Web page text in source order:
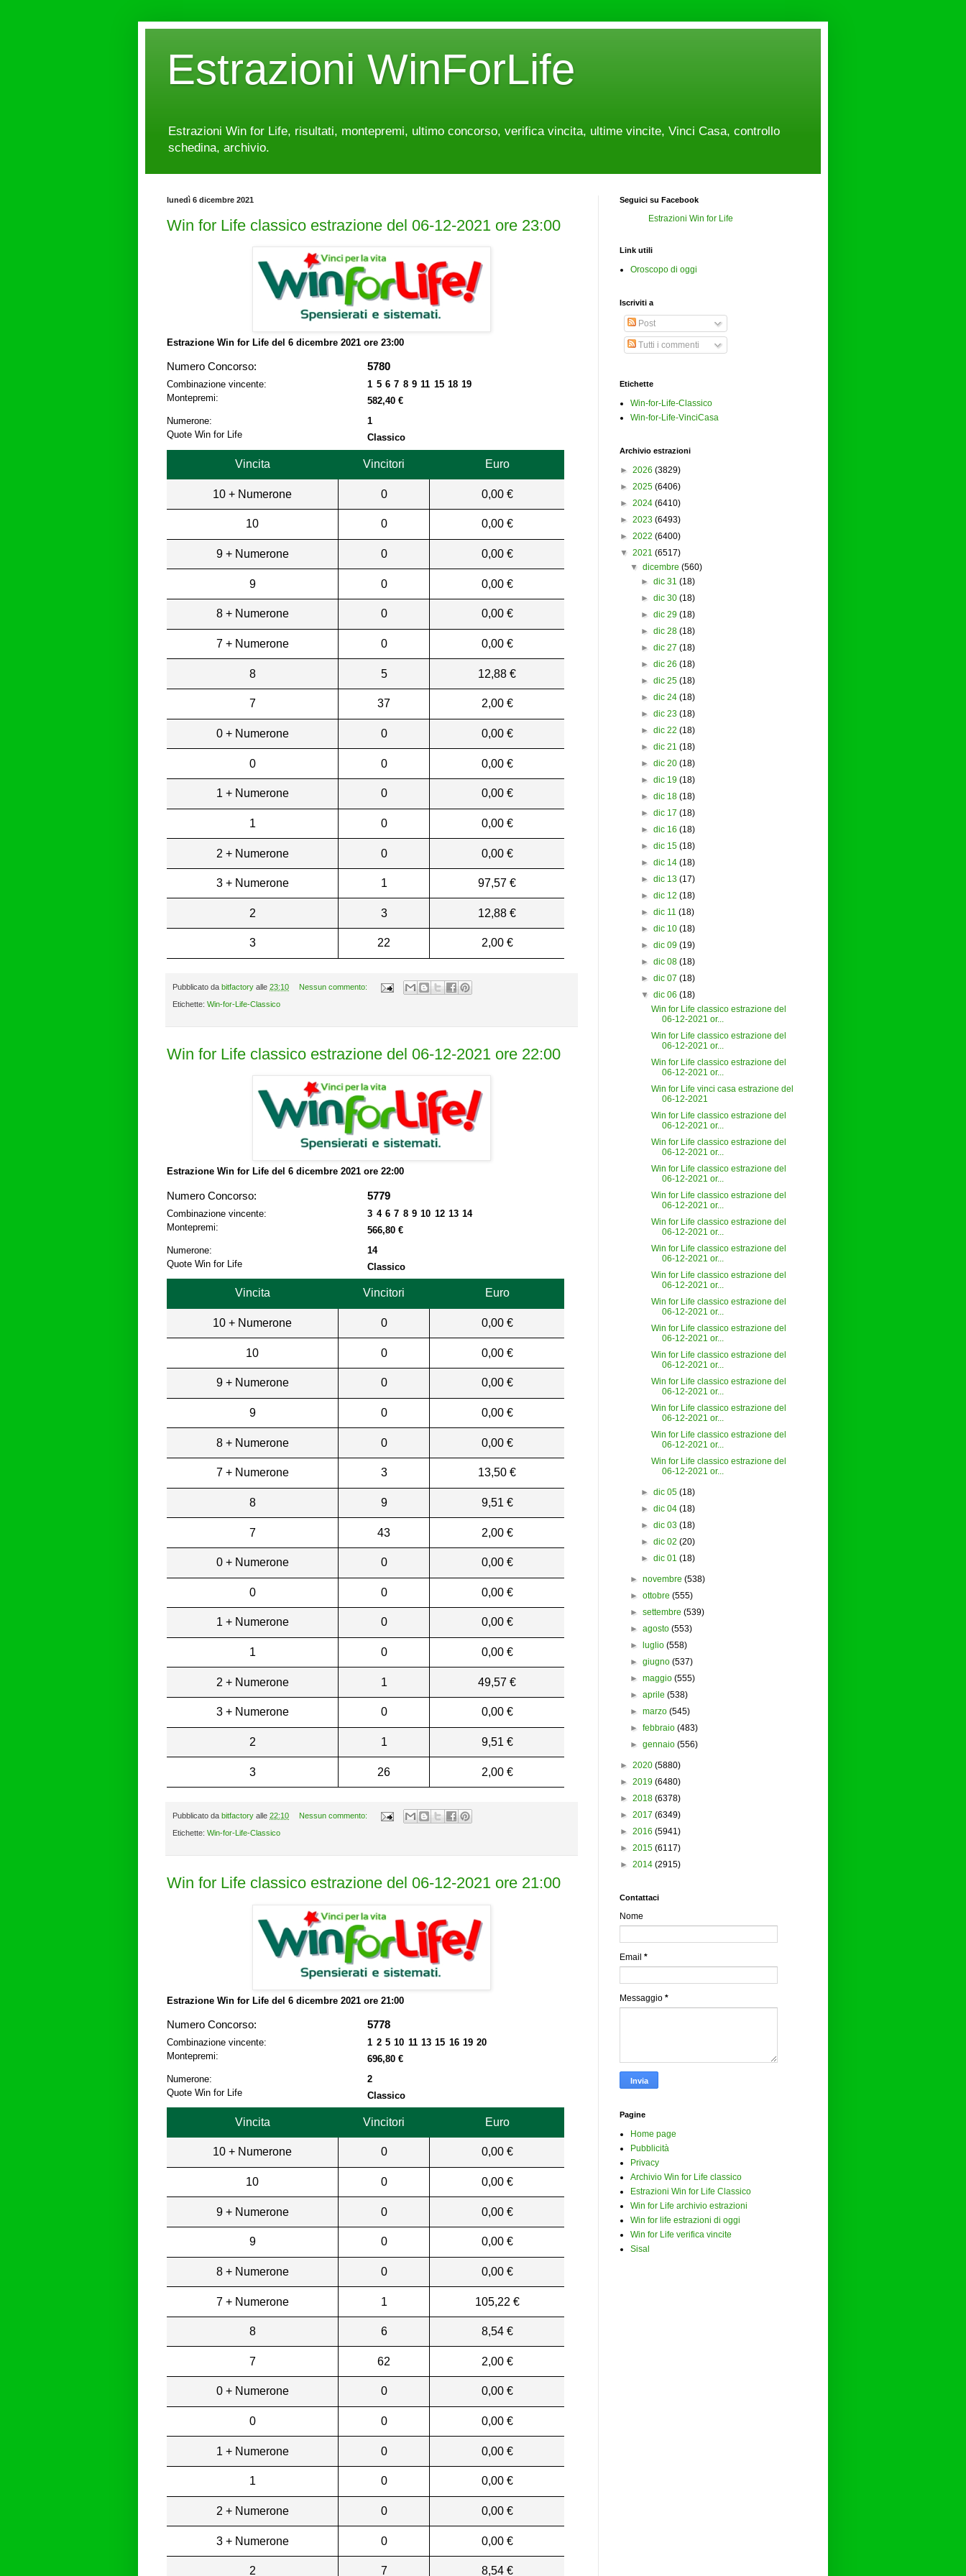
Estrazioni WinForLife
Estrazioni Win for Life, risultati, montepremi, ultimo concorso, verifica vincita, ultime vincite, Vinci Casa, controllo
schedina, archivio.
lunedì 6 dicembre 2021
Win for Life classico estrazione del 06-12-2021 ore 23:00
Estrazione Win for Life del 6 dicembre 2021 ore 23:00
Numero Concorso: 5780
Combinazione vincente:
1 5 6 7 8 9 11 15 18 19
Montepremi:
582,40 €
Numerone:
1
Quote Win for Life
Classico
Vincita Vincitori Euro
10 + Numerone 0 0,00 €
10 0 0,00 €
9 + Numerone 0 0,00 €
9 0 0,00 €
8 + Numerone 0 0,00 €
7 + Numerone 0 0,00 €
8 5 12,88 €
7 37 2,00 €
0 + Numerone 0 0,00 €
0 0 0,00 €
1 + Numerone 0 0,00 €
1 0 0,00 €
2 + Numerone 0 0,00 €
3 + Numerone 1 97,57 €
2 3 12,88 €
3 22 2,00 €
Pubblicato da bitfactory alle 23:10 Nessun commento:
Etichette: Win-for-Life-Classico
Win for Life classico estrazione del 06-12-2021 ore 22:00
Estrazione Win for Life del 6 dicembre 2021 ore 22:00
Numero Concorso: 5779
Combinazione vincente:
3 4 6 7 8 9 10 12 13 14
Montepremi:
566,80 €
Numerone:
14
Quote Win for Life
Classico
Vincita Vincitori Euro
10 + Numerone 0 0,00 €
10 0 0,00 €
9 + Numerone 0 0,00 €
9 0 0,00 €
8 + Numerone 0 0,00 €
7 + Numerone 3 13,50 €
8 9 9,51 €
7 43 2,00 €
0 + Numerone 0 0,00 €
0 0 0,00 €
1 + Numerone 0 0,00 €
1 0 0,00 €
2 + Numerone 1 49,57 €
3 + Numerone 0 0,00 €
2 1 9,51 €
3 26 2,00 €
Pubblicato da bitfactory alle 22:10 Nessun commento:
Etichette: Win-for-Life-Classico
Win for Life classico estrazione del 06-12-2021 ore 21:00
Estrazione Win for Life del 6 dicembre 2021 ore 21:00
Numero Concorso: 5778
Combinazione vincente:
1 2 5 10 11 13 15 16 19 20
Montepremi:
696,80 €
Numerone:
2
Quote Win for Life
Classico
Vincita Vincitori Euro
10 + Numerone 0 0,00 €
10 0 0,00 €
9 + Numerone 0 0,00 €
9 0 0,00 €
8 + Numerone 0 0,00 €
7 + Numerone 1 105,22 €
8 6 8,54 €
7 62 2,00 €
0 + Numerone 0 0,00 €
0 0 0,00 €
1 + Numerone 0 0,00 €
1 0 0,00 €
2 + Numerone 0 0,00 €
3 + Numerone 0 0,00 €
2 7 8,54 €
Seguici su Facebook
Estrazioni Win for Life
Link utili
Oroscopo di oggi
Iscriviti a
Post
Tutti i commenti
Etichette
Win-for-Life-Classico
Win-for-Life-VinciCasa
Archivio estrazioni
► 2026 (3829)
► 2025 (6406)
► 2024 (6410)
► 2023 (6493)
► 2022 (6400)
▼ 2021 (6517)
▼ dicembre (560)
► dic 31 (18)
► dic 30 (18)
► dic 29 (18)
► dic 28 (18)
► dic 27 (18)
► dic 26 (18)
► dic 25 (18)
► dic 24 (18)
► dic 23 (18)
► dic 22 (18)
► dic 21 (18)
► dic 20 (18)
► dic 19 (18)
► dic 18 (18)
► dic 17 (18)
► dic 16 (18)
► dic 15 (18)
► dic 14 (18)
► dic 13 (17)
► dic 12 (18)
► dic 11 (18)
► dic 10 (18)
► dic 09 (19)
► dic 08 (18)
► dic 07 (18)
▼ dic 06 (18)
Win for Life classico estrazione del
06-12-2021 or...
Win for Life classico estrazione del
06-12-2021 or...
Win for Life classico estrazione del
06-12-2021 or...
Win for Life vinci casa estrazione del
06-12-2021
Win for Life classico estrazione del
06-12-2021 or...
Win for Life classico estrazione del
06-12-2021 or...
Win for Life classico estrazione del
06-12-2021 or...
Win for Life classico estrazione del
06-12-2021 or...
Win for Life classico estrazione del
06-12-2021 or...
Win for Life classico estrazione del
06-12-2021 or...
Win for Life classico estrazione del
06-12-2021 or...
Win for Life classico estrazione del
06-12-2021 or...
Win for Life classico estrazione del
06-12-2021 or...
Win for Life classico estrazione del
06-12-2021 or...
Win for Life classico estrazione del
06-12-2021 or...
Win for Life classico estrazione del
06-12-2021 or...
Win for Life classico estrazione del
06-12-2021 or...
Win for Life classico estrazione del
06-12-2021 or...
► dic 05 (18)
► dic 04 (18)
► dic 03 (18)
► dic 02 (20)
► dic 01 (18)
►novembre (538)
►ottobre (555)
►settembre (539)
►agosto (553)
►
luglio (558)
►giugno (537)
►maggio (555)
►aprile (538)
►marzo (545)
►febbraio (483)
►gennaio (556)
► 2020 (5880)
► 2019 (6480)
► 2018 (6378)
► 2017 (6349)
► 2016 (5941)
► 2015 (6117)
► 2014 (2915)
Contattaci
Nome
Email *
Messaggio *
Pagine
Home page
Pubblicità
Privacy
Archivio Win for Life classico
Estrazioni Win for Life Classico
Win for Life archivio estrazioni
Win for life estrazioni di oggi
Win for Life verifica vincite
Sisal